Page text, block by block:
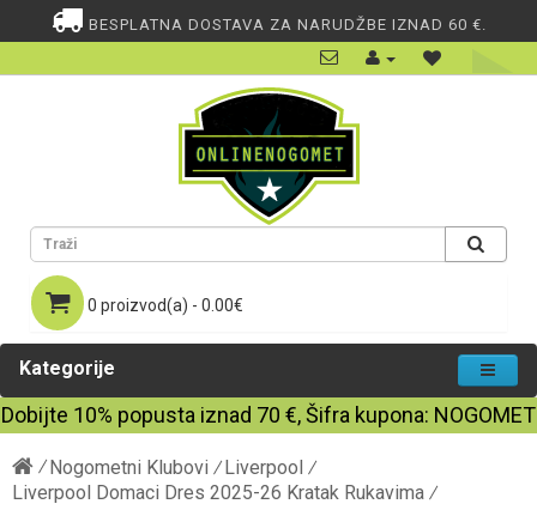
BESPLATNA DOSTAVA ZA NARUDŽBE IZNAD 60 €.
0 proizvod(a) - 0.00€
Kategorije
Dobijte 10% popusta iznad 70 €, Šifra kupona: NOGOMET
Nogometni Klubovi
Liverpool
Liverpool Domaci Dres 2025-26 Kratak Rukavima